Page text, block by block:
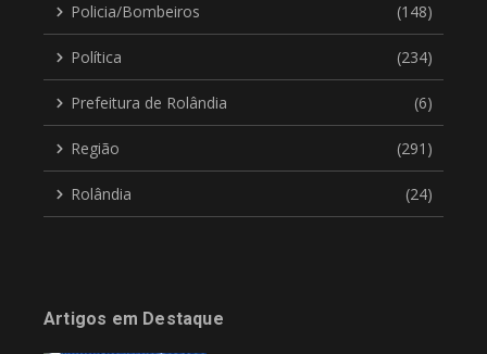
Policia/Bombeiros (148)
Política (234)
Prefeitura de Rolândia (6)
Região (291)
Rolândia (24)
Artigos em Destaque